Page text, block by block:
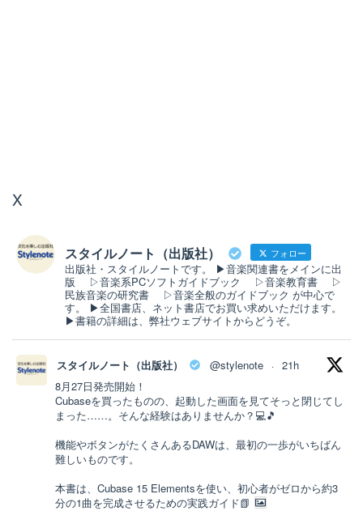
X
スタイルノート（出版社） フォロー
出版社・スタイルノートです。 ▶音楽関連書をメインに出
版 ▷音楽系PCソフトガイドブック ▷音楽教育書 ▷
民族音楽の研究書 ▷音楽全般のガイドブック が中心で
す。 ▶全国書店、ネット書店でお買い求めいただけます。
▶書籍の詳細は、弊社ウェブサイトからどうぞ。
スタイルノート（出版社） @stylenote · 21h
8月27日発売開始！
Cubaseを買ったものの、起動した画面を見てそっと閉じてし
まった……。そんな経験はありませんか？💻🎵
機能やボタンがたくさんあるDAWは、最初の一歩がいちばん
難しいものです。
本書は、Cubase 15 Elementsを使い、初心者がゼロから約3
分の1曲を完成させるための実践ガイド📗